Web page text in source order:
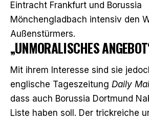
Eintracht Frankfurt und Borussia
Mönchengladbach intensiv den
Außenstürmers.
„UNMORALISCHES
Mit ihrem Interesse sind sie
englische Tageszeitung Daily
dass auch Borussia Dortmund
Liste haben soll. Der trickreiche